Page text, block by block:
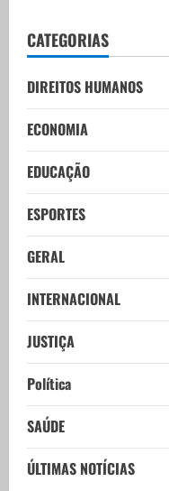
CATEGORIAS
DIREITOS HUMANOS
ECONOMIA
EDUCAÇÃO
ESPORTES
GERAL
INTERNACIONAL
JUSTIÇA
Política
SAÚDE
ÚLTIMAS NOTÍCIAS